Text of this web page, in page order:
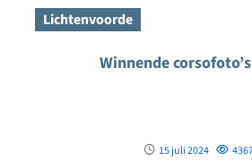
Lichtenvoorde
Winnende
15 juli 2024